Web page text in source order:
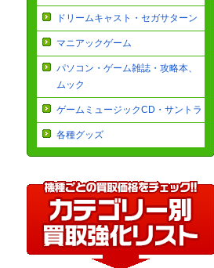
ドリームキャスト・セガサターン
マニアックゲーム
パソコン・ゲーム雑誌・攻略本、
ムック
ゲームミュージックCD・サントラ
各種グッズ